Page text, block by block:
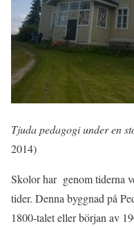
Tjuda pedagogi under en
2014)
Skolor har genom tiderna
tider. Denna byggnad på
1800-talet eller början av